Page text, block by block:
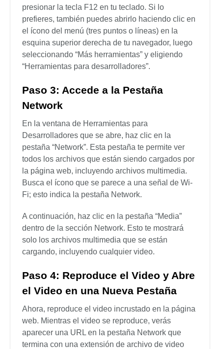
presionar la tecla F12 en tu teclado. Si lo
prefieres, también puedes abrirlo haciendo clic en
el ícono del menú (tres puntos o líneas) en la
esquina superior derecha de tu navegador, luego
seleccionando “Más herramientas” y eligiendo
“Herramientas para desarrolladores”.
Paso 3: Accede a la Pestaña
Network
En la ventana de Herramientas para
Desarrolladores que se abre, haz clic en la
pestaña “Network”. Esta pestaña te permite ver
todos los archivos que están siendo cargados por
la página web, incluyendo archivos multimedia.
Busca el ícono que se parece a una señal de Wi-
Fi; esto indica la pestaña Network.
A continuación, haz clic en la pestaña “Media”
dentro de la sección Network. Esto te mostrará
solo los archivos multimedia que se están
cargando, incluyendo cualquier video.
Paso 4: Reproduce el Video y Abre
el Video en una Nueva Pestaña
Ahora, reproduce el video incrustado en la página
web. Mientras el video se reproduce, verás
aparecer una URL en la pestaña Network que
termina con una extensión de archivo de video